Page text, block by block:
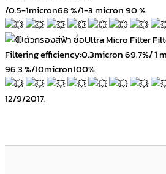
/0.5-1micron68 %/1-3 micron 90 %
ตัวกรองสีฟ้า ชื่อUltra Micro Filter
Filtering efficiency:0.3micron 69.7%/ 1
96.3 %/10micron100%
12/9/2017.